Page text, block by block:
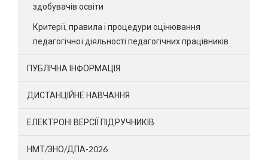
здобувачів освіти
Критерії, правила і процедури оцінювання
педагогічної діяльності педагогічних працівників
ПУБЛІЧНА ІНФОРМАЦІЯ
ДИСТАНЦІЙНЕ НАВЧАННЯ
ЕЛЕКТРОНІ ВЕРСІЇ ПІДРУЧНИКІВ
НМТ/ЗНО/ДПА-2026